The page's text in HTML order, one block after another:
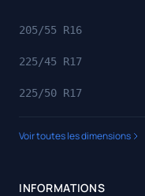
205/55 R16
225/45 R17
225/50 R17
Voir toutes les dimensions
INFORMATIONS